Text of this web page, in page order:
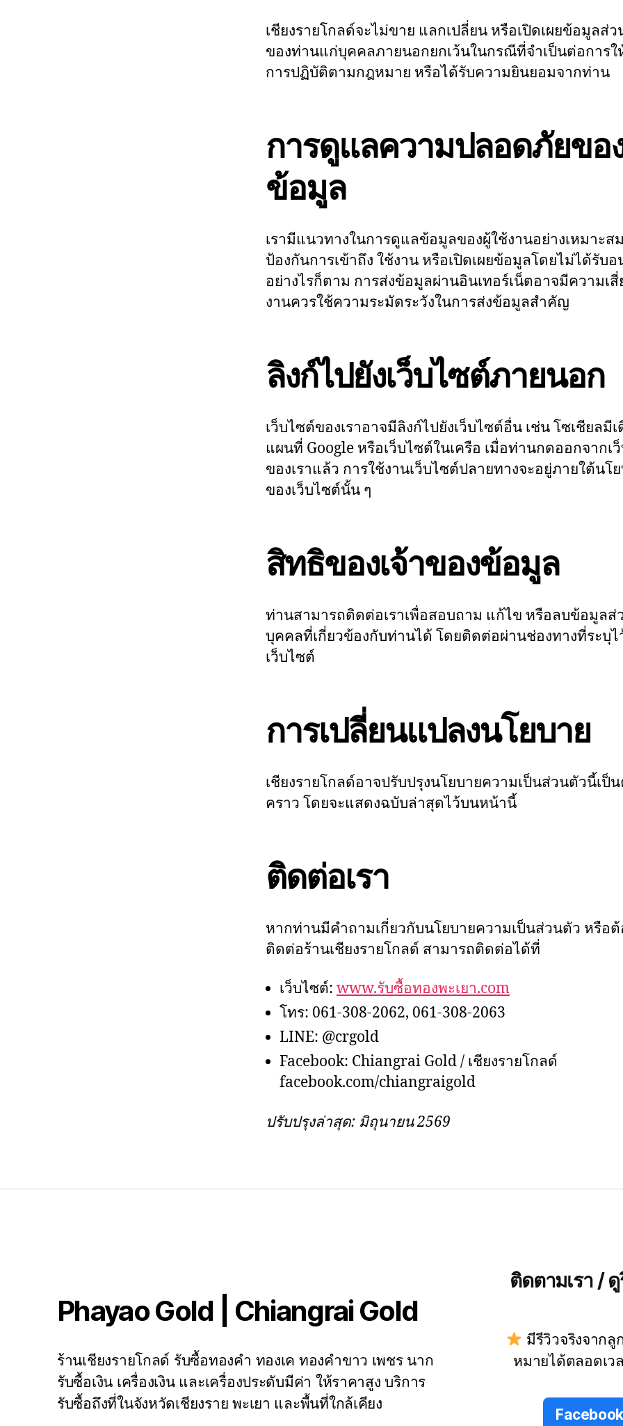
เชียงรายโกลด์จะไม่ขาย แลกเปลี่ยน หรือเปิดเผยข้อมูลส่
ของท่านแก่บุคคลภายนอกยกเว้นในกรณีที่จำเป็นต่อการใ
การปฏิบัติตามกฎหมาย หรือได้รับความยินยอมจากท่าน
การดูแลความปลอดภัยขอ
ข้อมูล
เรามีแนวทางในการดูแลข้อมูลของผู้ใช้งานอย่างเหมาะส
ป้องกันการเข้าถึง ใช้งาน หรือเปิดเผยข้อมูลโดยไม่ได้รับ
อย่างไรก็ตาม การส่งข้อมูลผ่านอินเทอร์เน็ตอาจมีความเสี่
งานควรใช้ความระมัดระวังในการส่งข้อมูลสำคัญ
ลิงก์ไปยังเว็บไซต์ภายนอก
เว็บไซต์ของเราอาจมีลิงก์ไปยังเว็บไซต์อื่น เช่น โซเชียลมีเ
แผนที่ Google หรือเว็บไซต์ในเครือ เมื่อท่านกดออกจากเ
ของเราแล้ว การใช้งานเว็บไซต์ปลายทางจะอยู่ภายใต้นโ
ของเว็บไซต์นั้น ๆ
สิทธิของเจ้าของข้อมูล
ท่านสามารถติดต่อเราเพื่อสอบถาม แก้ไข หรือลบข้อมูลส่
บุคคลที่เกี่ยวข้องกับท่านได้ โดยติดต่อผ่านช่องทางที่ระบุไ
เว็บไซต์
การเปลี่ยนแปลงนโยบาย
เชียงรายโกลด์อาจปรับปรุงนโยบายความเป็นส่วนตัวนี้เป็น
คราว โดยจะแสดงฉบับล่าสุดไว้บนหน้านี้
ติดต่อเรา
หากท่านมีคำถามเกี่ยวกับนโยบายความเป็นส่วนตัว หรือต้
ติดต่อร้านเชียงรายโกลด์ สามารถติดต่อได้ที่
เว็บไซต์: www.รับซื้อทองพะเยา.com
โทร: 061-308-2062, 061-308-2063
LINE: @crgold
Facebook: Chiangrai Gold / เชียงรายโกลด์
facebook.com/chiangraigold
ปรับปรุงล่าสุด: มิถุนายน 2569
Phayao Gold | Chiangrai Gold
ร้านเชียงรายโกลด์ รับซื้อทองคำ ทองเค ทองคำขาว เพชร นาก
รับซื้อเงิน เครื่องเงิน และเครื่องประดับมีค่า ให้ราคาสูง บริการ
รับซื้อถึงที่ในจังหวัดเชียงราย พะเยา และพื้นที่ใกล้เคียง
ติดตามเรา /
มีรีวิวจริงจากลู
หมายได้ตลอดเว
Facebook